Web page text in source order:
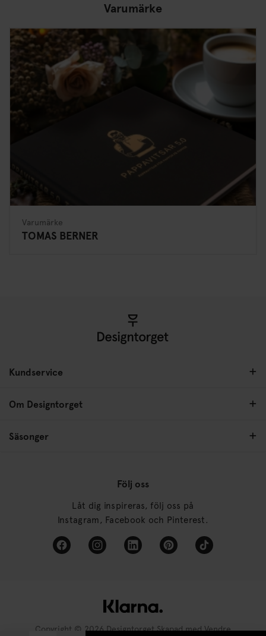
Varumärke
Varumärke
TOMAS BERNER
Kundservice
Om Designtorget
Säsonger
Följ oss
Låt dig inspireras, följ oss på
Instagram, Facebook och Pinterest.
Copyright © 2026 Designtorget Skapad medVendre